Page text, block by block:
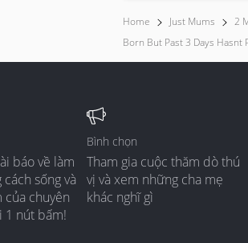
Home Just Mums
2
Born But Past 3 Days Hasnt
báo về làm
sống và
của chuyên
1 nút bấm!
Bình chọn
Tham gia cuộc thăm dò thú
vị và xem những cha mẹ
khác nghĩ gì